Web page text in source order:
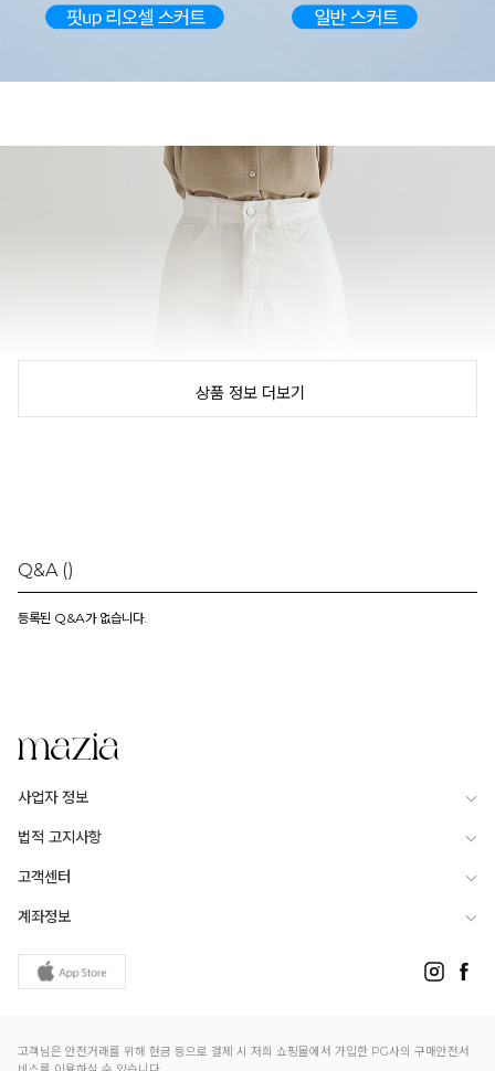
상품 정보 더보기
Q&A ()
등록된 Q&A가 없습니다.
사업자 정보
법적 고지사항
고객센터
계좌정보
고객님은 안전거래를 위해 현금 등으로 결제 시 저희 쇼핑몰에서 가입한 PG사의 구매안전서